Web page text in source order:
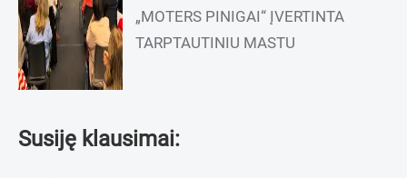
„MOTERS PINIGAI“ ĮVERTINTA
TARPTAUTINIU MASTU
Susiję klausimai: